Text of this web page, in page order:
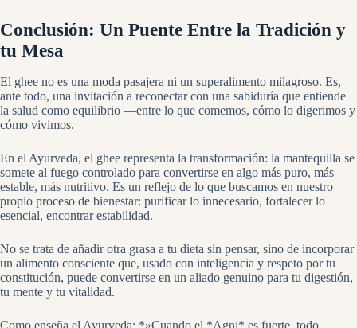
Conclusión: Un Puente Entre la Tradición y
tu Mesa
El ghee no es una moda pasajera ni un superalimento milagroso. Es,
ante todo, una invitación a reconectar con una sabiduría que entiende
la salud como equilibrio —entre lo que comemos, cómo lo digerimos y
cómo vivimos.
En el Ayurveda, el ghee representa la transformación: la mantequilla se
somete al fuego controlado para convertirse en algo más puro, más
estable, más nutritivo. Es un reflejo de lo que buscamos en nuestro
propio proceso de bienestar: purificar lo innecesario, fortalecer lo
esencial, encontrar estabilidad.
No se trata de añadir otra grasa a tu dieta sin pensar, sino de incorporar
un alimento consciente que, usado con inteligencia y respeto por tu
constitución, puede convertirse en un aliado genuino para tu digestión,
tu mente y tu vitalidad.
Como enseña el Ayurveda: *»Cuando el *Agni* es fuerte, todo